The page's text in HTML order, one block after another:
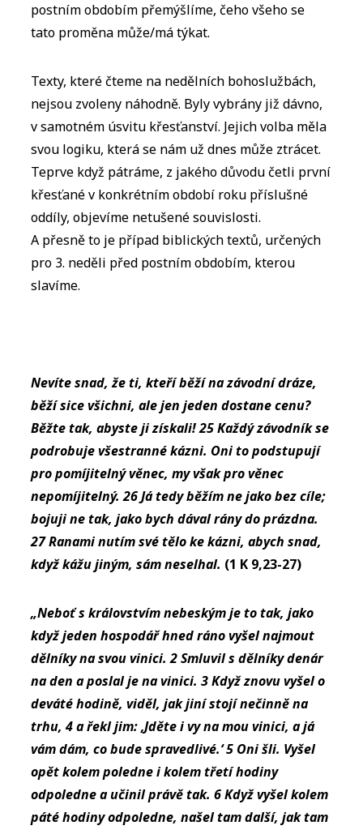
postním obdobím přemýšlíme, čeho všeho se
tato proměna může/má týkat.
Texty, které čteme na nedělních bohoslužbách,
nejsou zvoleny náhodně. Byly vybrány již dávno,
v samotném úsvitu křesťanství. Jejich volba měla
svou logiku, která se nám už dnes může ztrácet.
Teprve když pátráme, z jakého důvodu četli první
křesťané v konkrétním období roku příslušné
oddíly, objevíme netušené souvislosti.
A přesně to je případ biblických textů, určených
pro 3. neděli před postním obdobím, kterou
slavíme.
Nevíte snad, že ti, kteří běží na závodní dráze,
běží sice všichni, ale jen jeden dostane cenu?
Běžte tak, abyste ji získali! 25 Každý závodník se
podrobuje všestranné kázni. Oni to podstupují
pro pomíjitelný věnec, my však pro věnec
nepomíjitelný. 26 Já tedy běžím ne jako bez cíle;
bojuji ne tak, jako bych dával rány do prázdna.
27 Ranami nutím své tělo ke kázni, abych snad,
když kážu jiným, sám neselhal. (1 K 9,23-27)
„Neboť s královstvím nebeským je to tak, jako
když jeden hospodář hned ráno vyšel najmout
dělníky na svou vinici. 2 Smluvil s dělníky denár
na den a poslal je na vinici. 3 Když znovu vyšel o
deváté hodině, viděl, jak jiní stojí nečinně na
trhu, 4 a řekl jim: ‚Jděte i vy na mou vinici, a já
vám dám, co bude spravedlivé.‘ 5 Oni šli. Vyšel
opět kolem poledne i kolem třetí hodiny
odpoledne a učinil právě tak. 6 Když vyšel kolem
páté hodiny odpoledne, našel tam další, jak tam